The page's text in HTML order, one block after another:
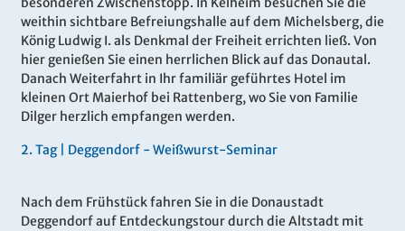
weithin sichtbare Befreiungshalle auf dem Michelsberg, die
König Ludwig I. als Denkmal der Freiheit errichten ließ. Von
hier genießen Sie einen herrlichen Blick auf das Donautal.
Danach Weiterfahrt in Ihr familiär geführtes Hotel im
kleinen Ort Maierhof bei Rattenberg, wo Sie von Familie
Dilger herzlich empfangen werden.
2. Tag | Deggendorf - Weißwurst-Seminar
Nach dem Frühstück fahren Sie in die Donaustadt
Deggendorf auf Entdeckungstour durch die Altstadt mit